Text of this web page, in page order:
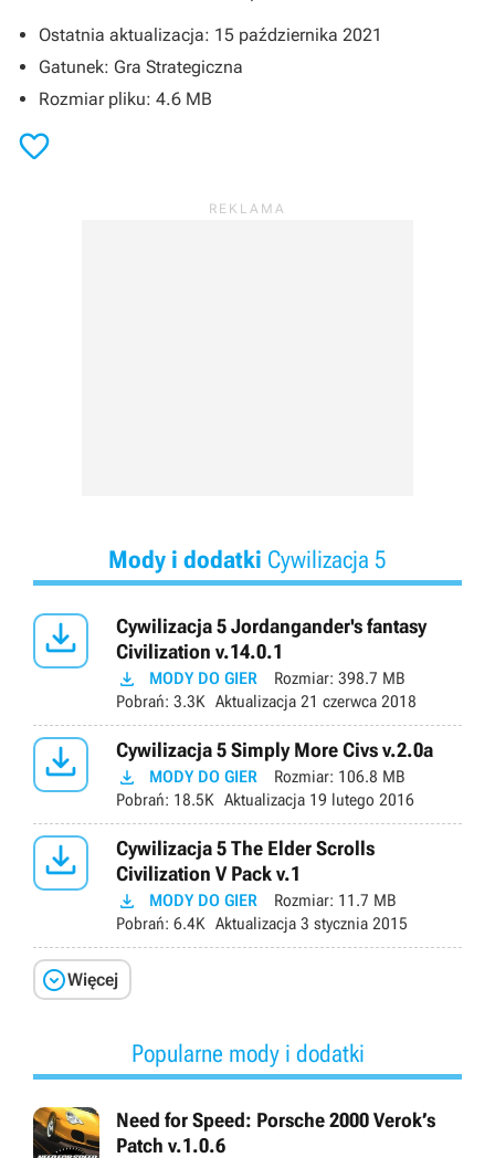
Ostatnia aktualizacja: 15 października 2021
Gatunek: Gra Strategiczna
Rozmiar pliku: 4.6 MB

Mody i dodatki Cywilizacja 5

Cywilizacja 5 Jordangander's fantasy
Civilization v.14.0.1
 MODY DO GIER Rozmiar: 398.7 MB
Pobrań: 3.3K Aktualizacja 21 czerwca 2018
 Cywilizacja 5 Simply More Civs v.2.0a
 MODY DO GIER Rozmiar: 106.8 MB
Pobrań: 18.5K Aktualizacja 19 lutego 2016

Cywilizacja 5 The Elder Scrolls
Civilization V Pack v.1
 MODY DO GIER Rozmiar: 11.7 MB
Pobrań: 6.4K Aktualizacja 3 stycznia 2015
Więcej
Popularne mody i dodatki
Need for Speed: Porsche 2000 Verok’s
Patch v.1.0.6